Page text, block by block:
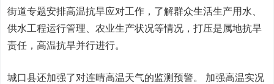
街道专题安排高温抗旱应对工作，了解群众生活生产用水、
供水工程运行管理、农业生产状况等情况，打压是属地抗旱
责任，高温抗旱并行进行。
城口县还加强了对连晴高温天气的监测预警。 加强高温实况